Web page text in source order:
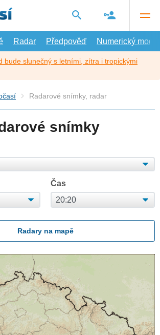
Radar Předpověď Numerický model
bude slunečný s letními, zítra i tropickými
Radarové snímky, radar
snímky
Čas
Radary na mapě